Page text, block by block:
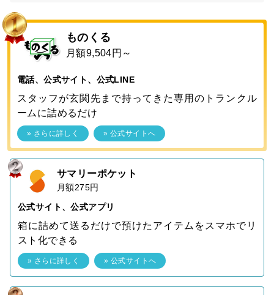
ものくる
月額9,504円～
電話、公式サイト、公式LINE
スタッフが玄関先まで持ってきた専用のトランクル
ームに詰めるだけ
» さらに詳しく » 公式サイトへ
サマリーポケット
月額275円
公式サイト、公式アプリ
箱に詰めて送るだけで預けたアイテムをスマホでリ
スト化できる
» さらに詳しく » 公式サイトへ